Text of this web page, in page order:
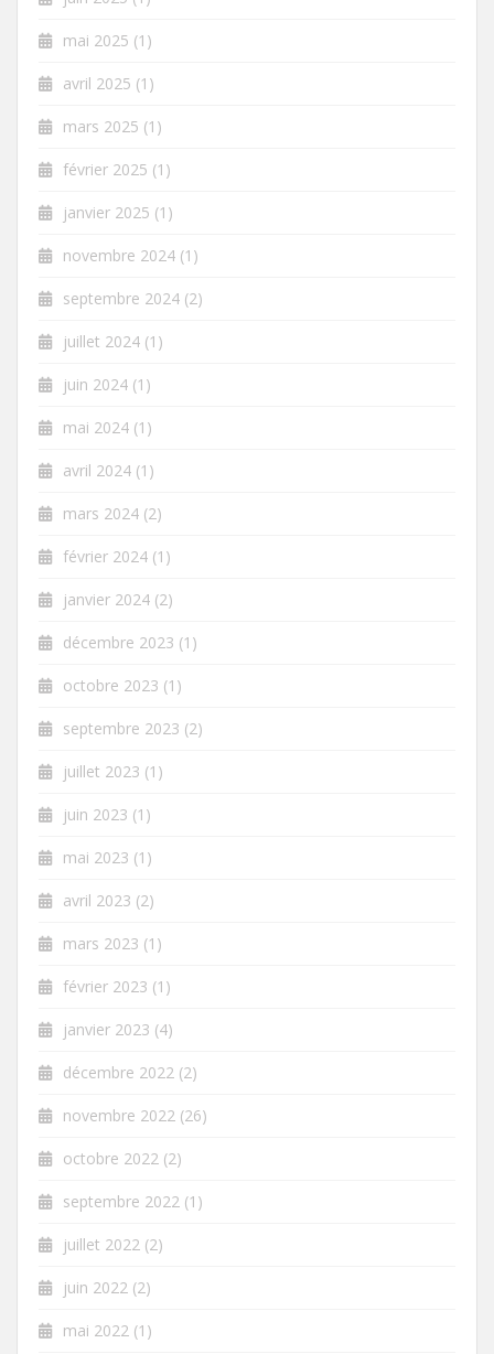
mai 2025 (1)
avril 2025 (1)
mars 2025 (1)
février 2025 (1)
janvier 2025 (1)
novembre 2024 (1)
septembre 2024 (2)
juillet 2024 (1)
juin 2024 (1)
mai 2024 (1)
avril 2024 (1)
mars 2024 (2)
février 2024 (1)
janvier 2024 (2)
décembre 2023 (1)
octobre 2023 (1)
septembre 2023 (2)
juillet 2023 (1)
juin 2023 (1)
mai 2023 (1)
avril 2023 (2)
mars 2023 (1)
février 2023 (1)
janvier 2023 (4)
décembre 2022 (2)
novembre 2022 (26)
octobre 2022 (2)
septembre 2022 (1)
juillet 2022 (2)
juin 2022 (2)
mai 2022 (1)